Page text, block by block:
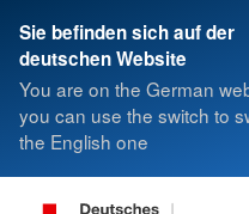
Sie befinden sich auf der
deutschen Website
You are on the German
you can use the switch to
the English one